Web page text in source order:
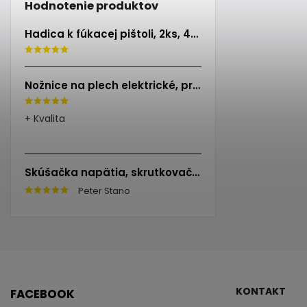
Hodnotenie produktov
Hadica k fúkacej pištoli, 2ks, 40cm, EXTOL PREMIUM
Nožnice na plech elektrické, príkon 500W, EXTOL INDUSTRIAL
+ Kvalita
Skúšačka napätia, skrutkovač, 100-250V, skrutkovač (-)3x140mm, EXTOL CRAFT
Peter Stano
FACEBOOK KONTAKT